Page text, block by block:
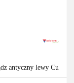
antyczny lewy Cu